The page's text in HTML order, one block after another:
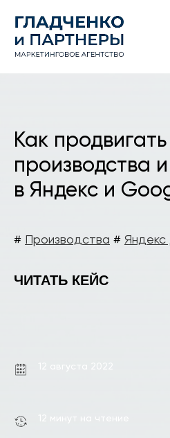
Как продвигать
производства
в Яндекс и
# Производства # Яндекс
ЧИТАТЬ КЕЙС